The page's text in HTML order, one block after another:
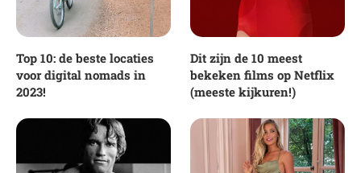
Top 10: de beste locaties
voor digital nomads in
2023!
Dit zijn de 10 meest
bekeken films op Netflix
(meeste kijkuren!)